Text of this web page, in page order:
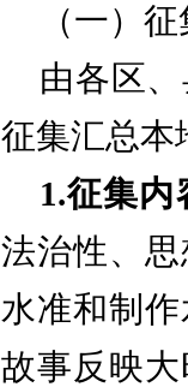
（一）
由各区
征集汇总本
1.征集内
法治性、
水准和制
故事反映